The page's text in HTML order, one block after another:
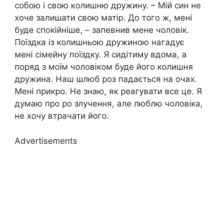
собою і свою колишню дружину. – Мій син не
хоче залишати свою матір. До того ж, мені
буде спокійніше, – запевнив мене чоловік.
Поїздка із колишньою дружиною нагадує
мені сімейну поїздку. Я сидітиму вдома, а
поряд з моїм чоловіком буде його колишня
дружина. Наш шлюб роз падається на очах.
Мені прикро. Не знаю, як реагувати все це. Я
думаю про ро злучення, але люблю чоловіка,
не хочу втрачати його.
Advertisements